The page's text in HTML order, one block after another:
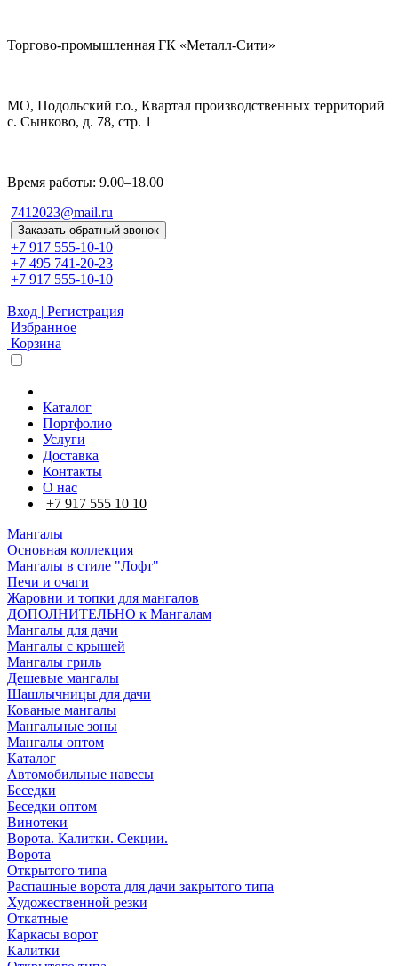
Торгово-промышленная ГК «Металл-Сити»
МО, Подольский г.о., Квартал производственных территорий
с. Сынково, д. 78, стр. 1
Время работы: 9.00–18.00
7412023@mail.ru
Заказать обратный звонок
+7 917 555-10-10
+7 495 741-20-23
+7 917 555-10-10
Вход | Регистрация
Избранное
Корзина
Каталог
Портфолио
Услуги
Доставка
Контакты
О нас
+7 917 555 10 10
Мангалы
Основная коллекция
Мангалы в стиле "Лофт"
Печи и очаги
Жаровни и топки для мангалов
ДОПОЛНИТЕЛЬНО к Мангалам
Мангалы для дачи
Мангалы с крышей
Мангалы гриль
Дешевые мангалы
Шашлычницы для дачи
Кованые мангалы
Мангальные зоны
Мангалы оптом
Каталог
Автомобильные навесы
Беседки
Беседки оптом
Винотеки
Ворота. Калитки. Секции.
Ворота
Открытого типа
Распашные ворота для дачи закрытого типа
Художественной резки
Откатные
Каркасы ворот
Калитки